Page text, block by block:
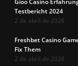
Testbericht 2024
2 de abril de 2026
Freshbet Casino
Fix Them
2 de abril de 2026